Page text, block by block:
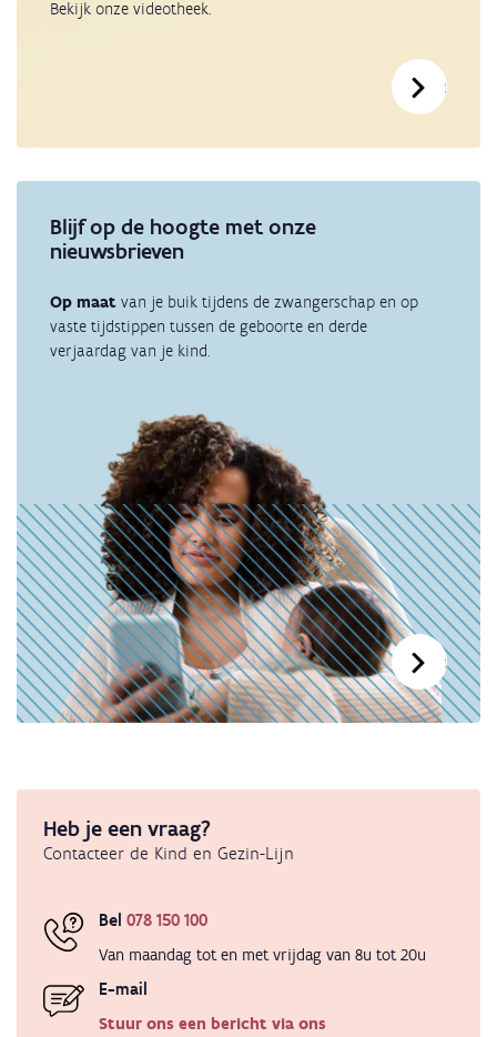
Bekijk onze videotheek.
Bekijk
Blijf op de hoogte met onze
nieuwsbrieven
Op maat van je buik tijdens de zwangerschap en op
vaste tijdstippen tussen de geboorte en derde
verjaardag van je kind.
Bekijk
Heb je een vraag?
Contacteer de Kind en Gezin-Lijn
Bel 078 150 100
Van maandag tot en met vrijdag van 8u tot 20u
E-mail
Stuur ons een bericht via ons